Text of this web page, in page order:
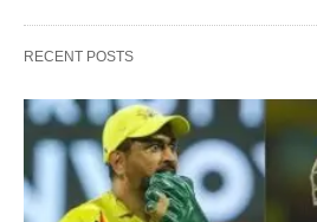
RECENT POSTS